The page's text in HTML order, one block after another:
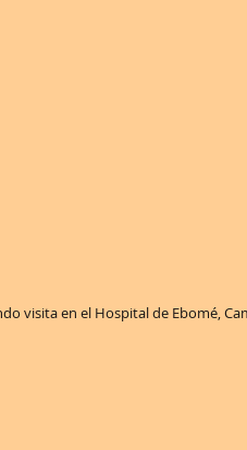
visita en el Hospital de Ebomé,